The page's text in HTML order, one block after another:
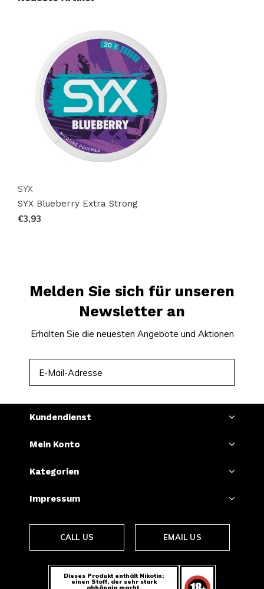
Entdecken Sie die Welt der Nikotinbeutel neu und
lassen Sie sich von der Qualität und dem Service
überzeugen, die nurSYX bieten kann.
SYX
SYX Blueberry Extra Strong
€3,93
Melden Sie sich für unseren
Newsletter an
Erhalten Sie die neuesten Angebote und Aktionen
Kundendienst
Mein Konto
Kategorien
Impressum
CALL US EMAIL US
Dieses Produkt enthält Nikotin:
einen Stoff, der sehr stark